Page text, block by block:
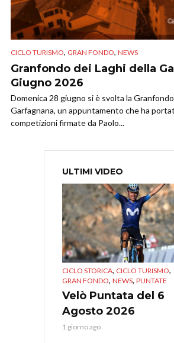
CICLO TURISMO, GRAN FONDO, NEWS
Granfondo dei Laghi della
Giugno 2026
Domenica 28 giugno si è svolta la
Garfagnana, un appuntamento che ha
competizioni firmate da Paolo...
ULTIMI VIDEO
CICLO STORICA, CICLO TURISMO,
GRAN FONDO, NEWS, PUNTATE
Velò Puntata del 6
Agosto 2026
1 giorno ago